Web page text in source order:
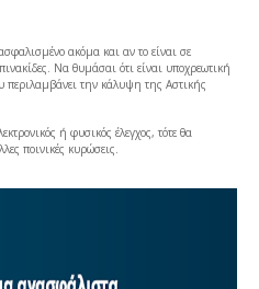
ακόμα και αν το είναι σε
Να θυμάσαι ότι είναι υποχρεωτική
περιλαμβάνει την κάλυψη της Αστικής
ή φυσικός έλεγχος, τότε θα
ποινικές κυρώσεις.